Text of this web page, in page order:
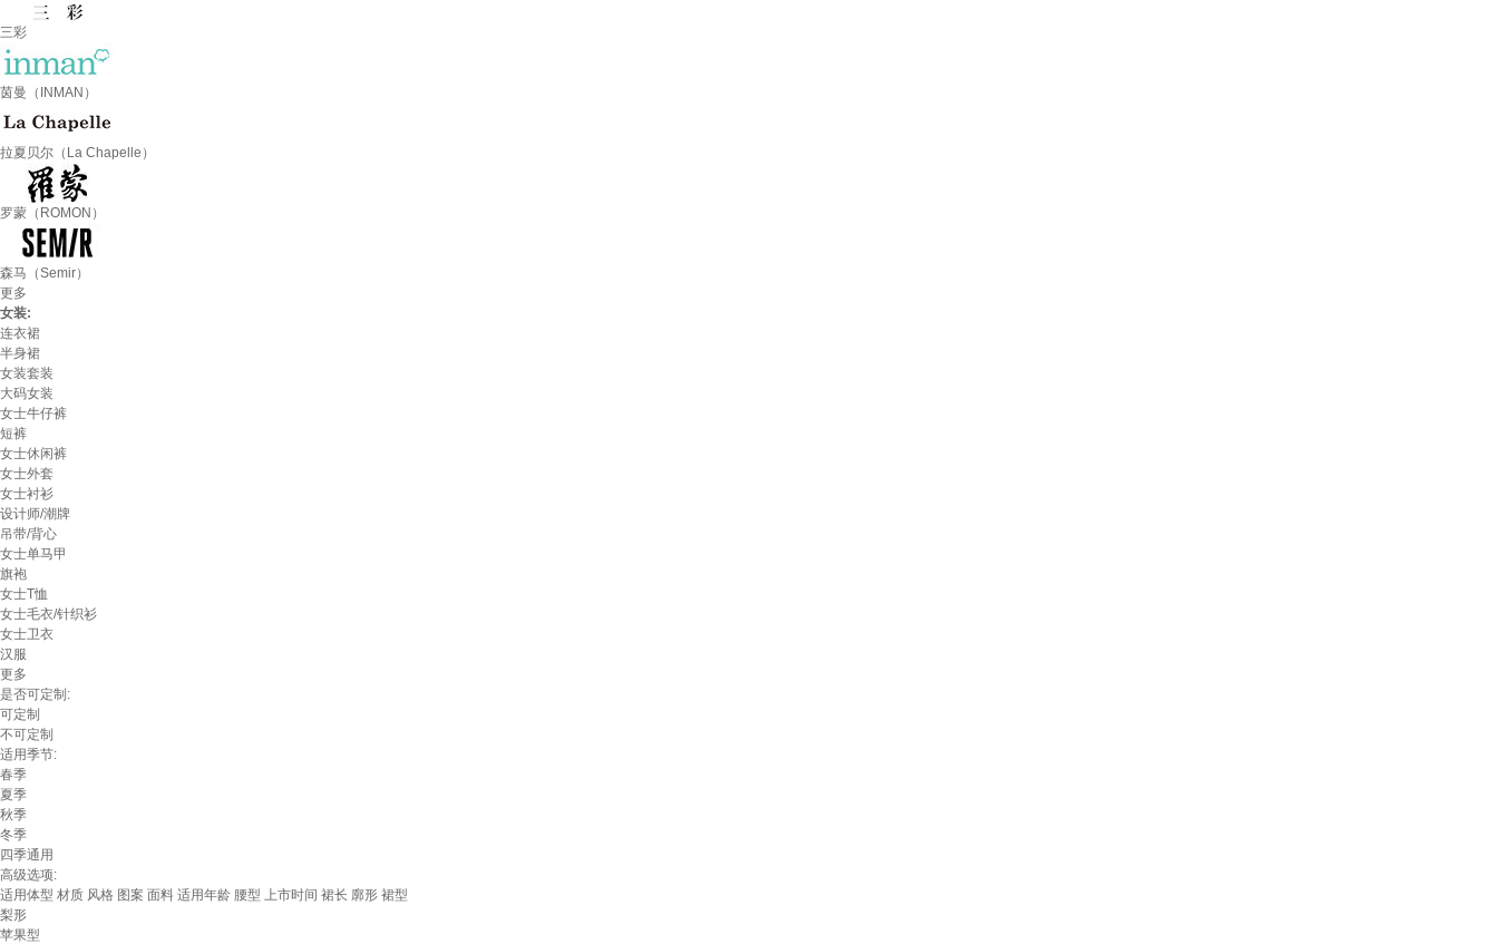
三彩
茵曼（INMAN）
拉夏贝尔（La Chapelle）
罗蒙（ROMON）
森马（Semir）
更多
女装:
连衣裙
半身裙
女装套装
大码女装
女士牛仔裤
短裤
女士休闲裤
女士外套
女士衬衫
设计师/潮牌
吊带/背心
女士单马甲
旗袍
女士T恤
女士毛衣/针织衫
女士卫衣
汉服
更多
是否可定制:
可定制
不可定制
适用季节:
春季
夏季
秋季
冬季
四季通用
高级选项:
适用体型 材质 风格 图案 面料 适用年龄 腰型 上市时间 裙长 廓形 裙型
梨形
苹果型